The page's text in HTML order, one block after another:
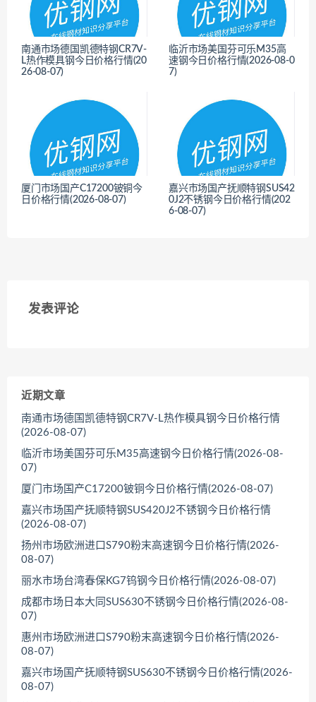
南通市场德国凯德特钢CR7V-
L热作模具钢今日价格行情(20
26-08-07)
临沂市场美国芬可乐M35高
速钢今日价格行情(2026-08-0
7)
厦门市场国产C17200铍铜今
日价格行情(2026-08-07)
嘉兴市场国产抚顺特钢SUS42
0J2不锈钢今日价格行情(202
6-08-07)
发表评论
近期文章
南通市场德国凯德特钢CR7V-L热作模具钢今日价格行情
(2026-08-07)
临沂市场美国芬可乐M35高速钢今日价格行情(2026-08-
07)
厦门市场国产C17200铍铜今日价格行情(2026-08-07)
嘉兴市场国产抚顺特钢SUS420J2不锈钢今日价格行情
(2026-08-07)
扬州市场欧洲进口S790粉末高速钢今日价格行情(2026-
08-07)
丽水市场台湾春保KG7钨钢今日价格行情(2026-08-07)
成都市场日本大同SUS630不锈钢今日价格行情(2026-08-
07)
惠州市场欧洲进口S790粉末高速钢今日价格行情(2026-
08-07)
嘉兴市场国产抚顺特钢SUS630不锈钢今日价格行情(2026-
08-07)